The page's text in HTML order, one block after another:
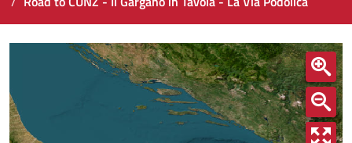
Road to CUNZ - Il Gargano in Tavola - La Via